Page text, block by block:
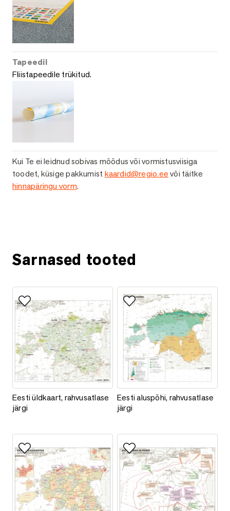
Tapeedil
Fliistapeedile trükitud.
Kui Te ei leidnud sobivas mõõdus või vormistusviisiga
toodet, küsige pakkumist kaardid@regio.eevõi täitke
hinnapäringu vorm.
Sarnased tooted
Lisa lemmikutesse
Eesti üldkaart, rahvusatlase järgi
Eesti üldkaart, rahvusatlase
järgi
Lisa lemmikutesse
Eesti aluspõhi, rahvusatlase
Eesti aluspõhi, rahvusatlase
järgi
Lisa lemmikutesse Lisa lemmikutesse